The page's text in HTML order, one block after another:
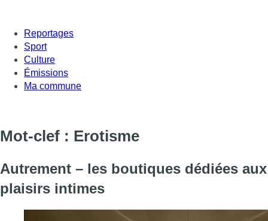
Reportages
Sport
Culture
Émissions
Ma commune
Mot-clef : Erotisme
Autrement – les boutiques dédiées aux
plaisirs intimes